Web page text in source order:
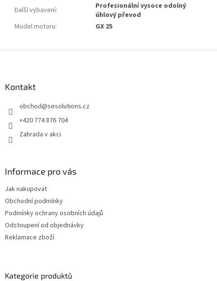
Další vybavení:
Profesionální vysoce odolný
úhlový převod
Model motoru: GX 25
Kontakt
obchod@sesolutions.cz
+420 774 876 704
Zahrada v akci
Informace pro vás
Jak nakupovat
Obchodní podmínky
Podmínky ochrany osobních údajů
Odstoupení od objednávky
Reklamace zboží
Kategorie produktů